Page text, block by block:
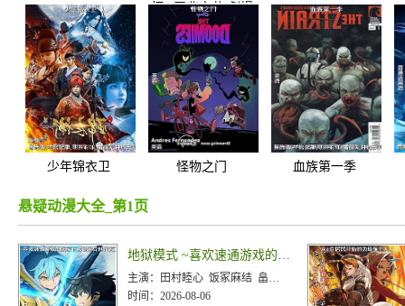
杯1:恶兆之花 劇場
版
少年锦衣卫 怪物之门 血族第一季
悬疑动漫大全_第1页
地狱模式 ~喜欢速通游戏的玩家在废设定异世界无双~第二季
主演：
田村睦心 饭冢麻结 畠中祐 千本木彩花 石川英郎 大原沙耶香 小市真琴 杉田智和 千叶翔也 三宅麻理
时间： 2026-08-06